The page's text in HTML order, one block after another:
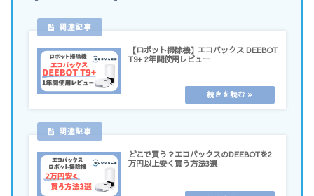
【ロボット掃除機】エコバックス DEEBOT
T9+ 2年間使用レビュー
どこで買う？エコバックスのDEEBOTを2
万円以上安く買う方法3選